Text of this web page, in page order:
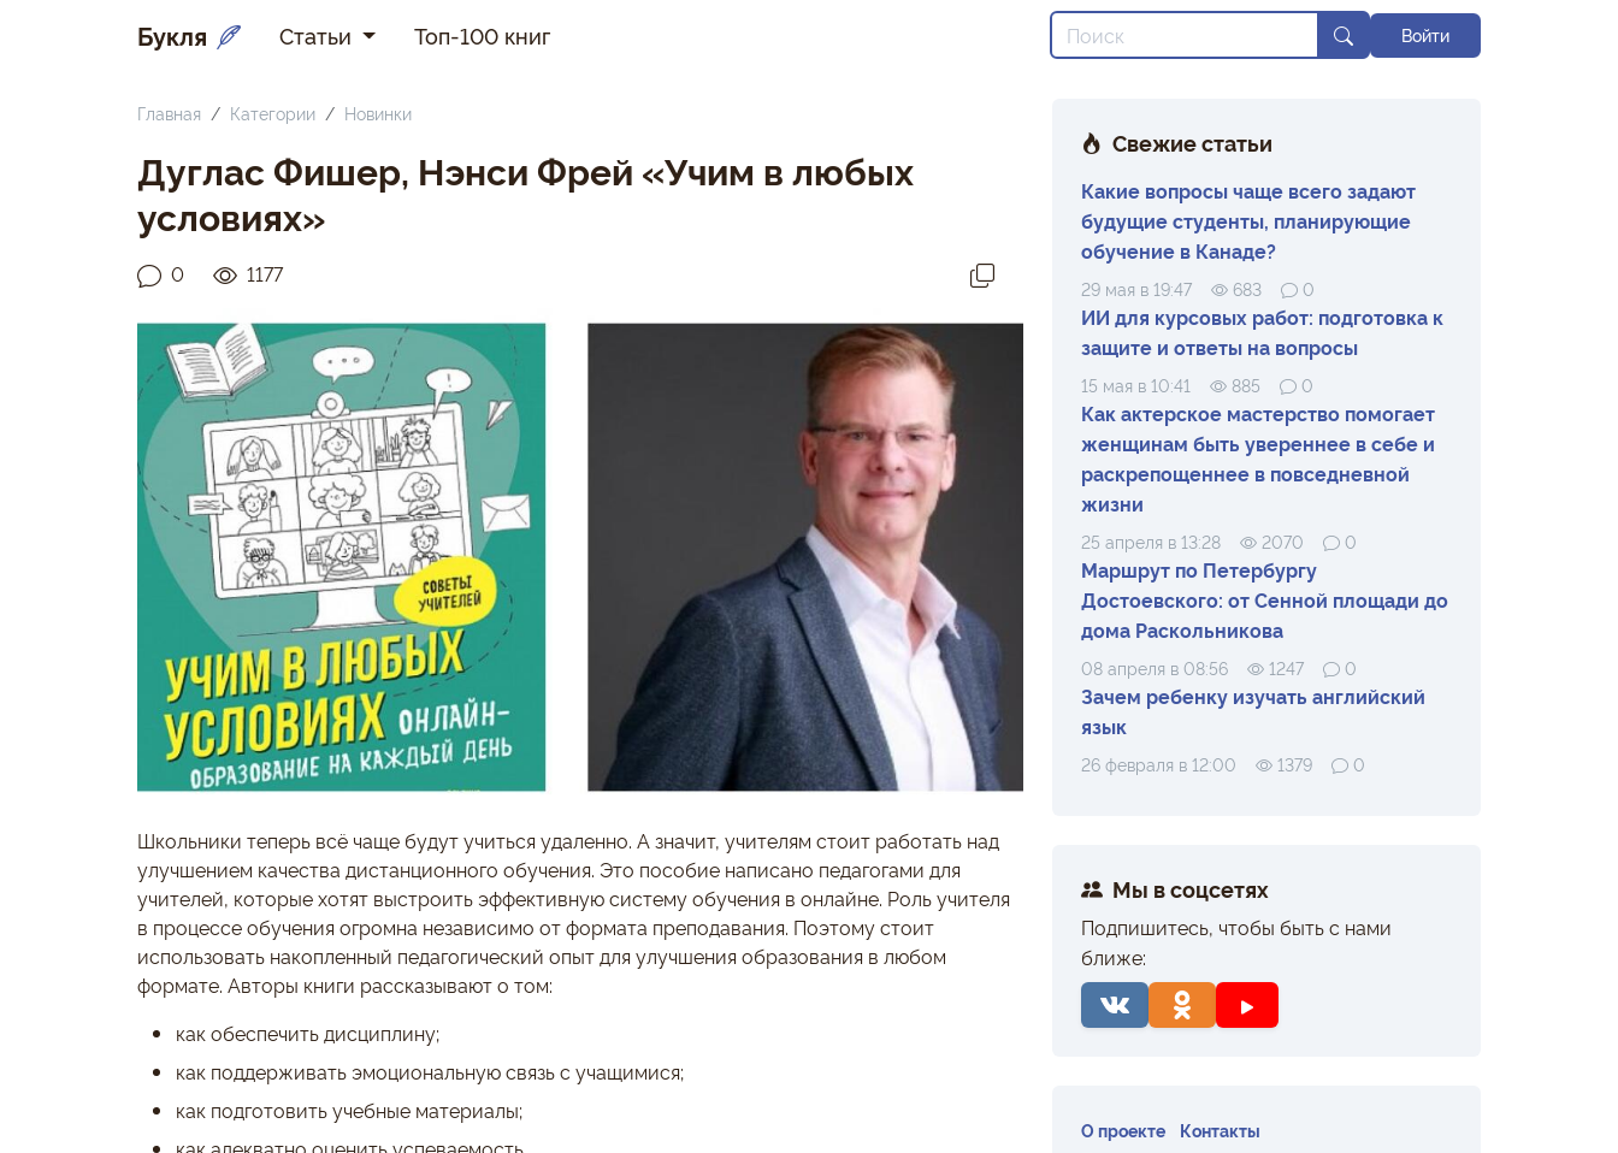
Букля Статьи Топ-100 книг Войти
Главная Категории Новинки
Дуглас Фишер, Нэнси Фрей «Учим в любых
условиях»
0 1177
Школьники теперь всё чаще будут учиться удаленно. А значит, учителям стоит работать над
улучшением качества дистанционного обучения. Это пособие написано педагогами для
учителей, которые хотят выстроить эффективную систему обучения в онлайне. Роль учителя
в процессе обучения огромна независимо от формата преподавания. Поэтому стоит
использовать накопленный педагогический опыт для улучшения образования в любом
формате. Авторы книги рассказывают о том:
как обеспечить дисциплину;
как поддерживать эмоциональную связь с учащимися;
как подготовить учебные материалы;
Свежие статьи
Какие вопросы чаще всего задают
будущие студенты, планирующие
обучение в Канаде?
29 мая в 19:47 683 0
ИИ для курсовых работ: подготовка к
защите и ответы на вопросы
15 мая в 10:41 885 0
Как актерское мастерство помогает
женщинам быть увереннее в себе и
раскрепощеннее в повседневной
жизни
25 апреля в 13:28 2070 0
Маршрут по Петербургу
Достоевского: от Сенной площади до
дома Раскольникова
08 апреля в 08:56 1247 0
Зачем ребенку изучать английский
язык
26 февраля в 12:00 1379 0
Мы в соцсетях
Подпишитесь, чтобы быть с нами
ближе:
О проекте
Контакты